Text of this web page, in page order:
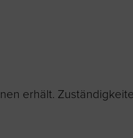
erhält.